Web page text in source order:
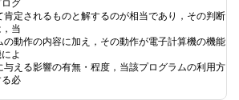
グ
肯定されるものと解するのが相当であり，その判断
当
の動作の内容に加え，その動作が電子計算機の機能
よ
与える影響の有無・程度，当該プログラムの利用方
必